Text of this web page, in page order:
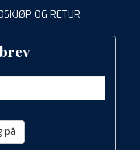
OG RETUR
på